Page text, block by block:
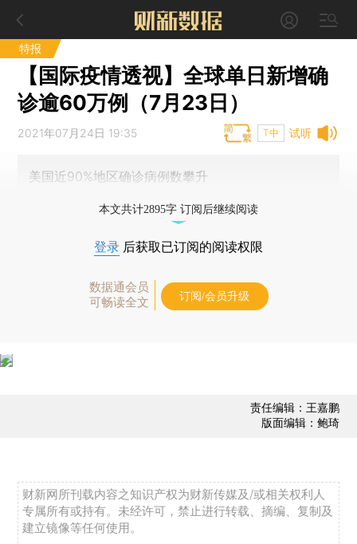
特报
【国际疫情透视】全球单日新增确
诊逾60万例（7月23日）
试听
2021年07月24日 19:35 T中
美国近90%地区确诊病例数攀升
本文共计2895字 订阅后继续阅读
登录 后获取已订阅的阅读权限
数据通会员
可畅读全文
订阅/会员升级
责任编辑：王嘉鹏
版面编辑：鲍琦
财新网所刊载内容之知识产权为财新传媒及/或相关权利人
专属所有或持有。未经许可，禁止进行转载、摘编、复制及
建立镜像等任何使用。